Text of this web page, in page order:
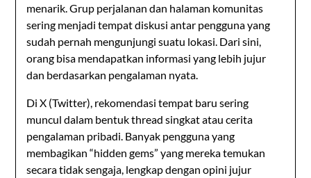
menarik. Grup perjalanan dan halaman komunitas
sering menjadi tempat diskusi antar pengguna yang
sudah pernah mengunjungi suatu lokasi. Dari sini,
orang bisa mendapatkan informasi yang lebih jujur
dan berdasarkan pengalaman nyata.
DiX (Twitter), rekomendasi tempat baru sering
muncul dalam bentuk thread singkat atau cerita
pengalaman pribadi. Banyak pengguna yang
membagikan “hidden gems” yang mereka temukan
secara tidak sengaja, lengkap dengan opini jujur